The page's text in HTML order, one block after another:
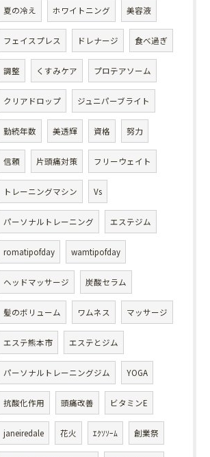
夏の冷え ホワイトニング 美容液
フェイスプレス ドレナージ 食べ過ぎ
調整 くすみケア プロテアソーム
クリアドロップ ジュニパーブライト
勤続年数 美透輝 資格 努力
信頼 片頭痛対策 フリーウェイト
トレーニングマシン Vs
パーソナルトレーニング エステジム
romatipofday wamtipofday
ヘッドマッサージ 炭酸セラム
髪のボリューム ワムネス マッサージ
エステ熊本市 エステとジム
パーソナルトレーニングジム YOGA
抗酸化作用 頭痛改善 ビタミンE
janeiredale 花火 ｴｸｿｿｰﾑ 創業祭